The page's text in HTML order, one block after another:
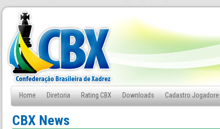
Home Diretoria Rating CBX Downloads Cadastro
Fale Conosco
CBX News